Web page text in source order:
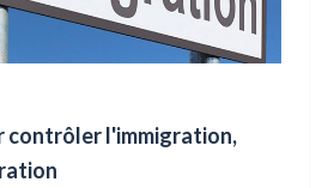
contrôler l'immigration,